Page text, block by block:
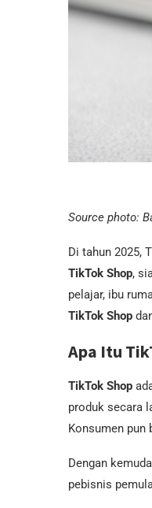
Source photo:
Di tahun 2025,
TikTok Shop,
pelajar, ibu
TikTok Shop
Apa Itu
TikTok Shop
produk secara
Konsumen pun
Dengan
pebisnis